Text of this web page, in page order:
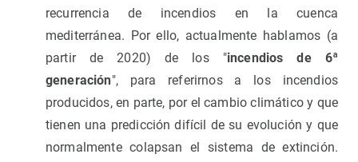
recurrencia de incendios en la cuenca
mediterránea. Por ello, actualmente hablamos (a
partir de 2020) de los "incendios de 6ª
generación", para referirnos a los incendios
producidos, en parte, por el cambio climático y que
tienen una predicción difícil de su evolución y que
normalmente colapsan el sistema de extinción.